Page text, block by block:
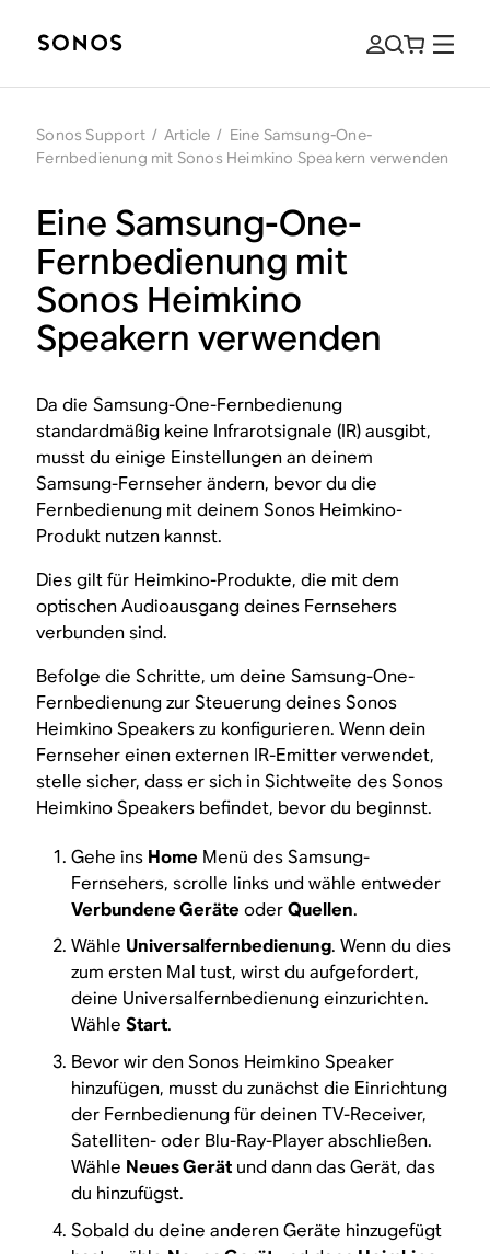
Sonos Support / Article / Eine Samsung-One-
Fernbedienung mit Sonos Heimkino Speakern verwenden
Eine Samsung-One-
Fernbedienung mit
Sonos Heimkino
Speakern verwenden
Da die Samsung-One-Fernbedienung
standardmäßig keine Infrarotsignale (IR) ausgibt,
musst du einige Einstellungen an deinem
Samsung-Fernseher ändern, bevor du die
Fernbedienung mit deinem Sonos Heimkino-
Produkt nutzen kannst.
Dies gilt für Heimkino-Produkte, die mit dem
optischen Audioausgang deines Fernsehers
verbunden sind.
Befolge die Schritte, um deine Samsung-One-
Fernbedienung zur Steuerung deines Sonos
Heimkino Speakers zu konfigurieren. Wenn dein
Fernseher einen externen IR-Emitter verwendet,
stelle sicher, dass er sich in Sichtweite des Sonos
Heimkino Speakers befindet, bevor du beginnst.
Gehe ins Home Menü des Samsung-
Fernsehers, scrolle links und wähle entweder
Verbundene Geräte oderQuellen.
Wähle Universalfernbedienung. Wenn du dies
zum ersten Mal tust, wirst du aufgefordert,
deine Universalfernbedienung einzurichten.
WähleStart.
Bevor wir den Sonos Heimkino Speaker
hinzufügen, musst du zunächst die Einrichtung
der Fernbedienung für deinen TV-Receiver,
Satelliten- oder Blu-Ray-Player abschließen.
Wähle Neues Gerätund dann das Gerät, das
du hinzufügst.
Sobald du deine anderen Geräte hinzugefügt